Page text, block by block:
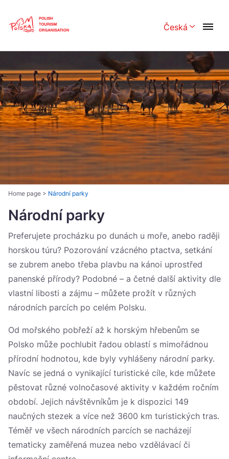
Česká
English
Česká 中国
Dansk Deutsch
Español Français
Italiano Magyar
Nederlands 日本語
Português
Suomi
Україна
Zamknij
Home page > Národní parky
Národní parky
Preferujete procházku po dunách u moře, anebo raději
horskou túru? Pozorování vzácného ptactva, setkání
se zubrem anebo třeba plavbu na kánoi uprostřed
panenské přírody? Podobné – a četné další aktivity dle
vlastní libosti a zájmu – můžete prožít v různých
národních parcích po celém Polsku.
Od mořského pobřeží až k horským hřebenům se
Polsko může pochlubit řadou oblastí s mimořádnou
přírodní hodnotou, kde byly vyhlášeny národní parky.
Navíc se jedná o vynikající turistické cíle, kde můžete
pěstovat různé volnočasové aktivity v každém ročním
období. Jejich návštěvníkům je k dispozici 149
naučných stezek a více než 3600 km turistických tras.
Téměř ve všech národních parcích se nacházejí
tematicky zaměřená muzea nebo vzdělávací či